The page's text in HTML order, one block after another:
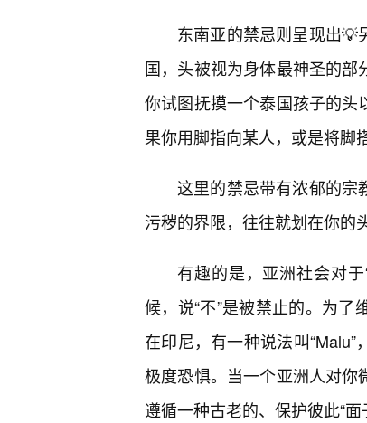
东南亚的禁忌则呈现出
国，头被视为身体最神圣的
你试图抚摸一个泰国孩子的
果你用脚指向某人，或是将脚
这里的禁忌带有浓郁的宗
污秽的界限，往往就划在你的
有趣的是，亚洲社会对
候，说“不”是被禁止的。为了
在印尼，有一种说法叫
极度恐惧。当一个亚洲人对
遵循一种古老的、保护彼此“面